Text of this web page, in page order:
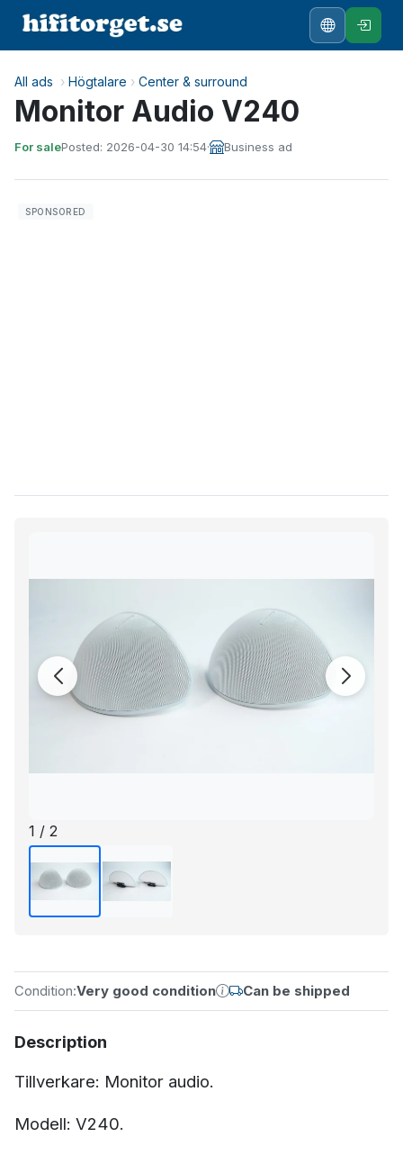
All ads › Högtalare › Center & surround
Monitor Audio V240
For salePosted: 2026-04-30 14:54· Business ad
1 / 2
Condition:Very good condition Can be shipped
Description
Tillverkare: Monitor audio.
Modell: V240.